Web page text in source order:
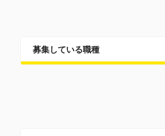
募集している職種